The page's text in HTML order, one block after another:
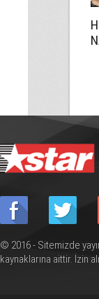
© 2016 - Sitemizde
kaynaklarına aittir. İzin